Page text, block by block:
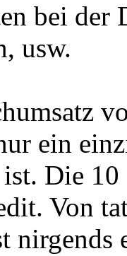
bei der
usw.
ein
ist. Die
Von
nirgends